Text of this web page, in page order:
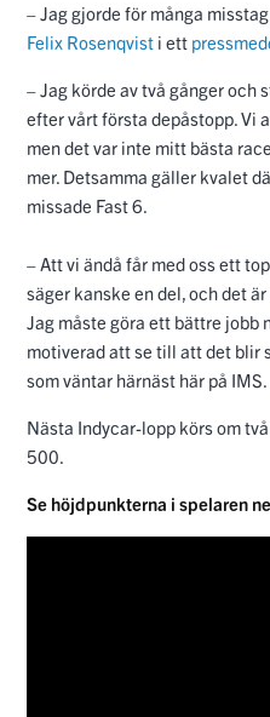
– Jag gjorde för många
Felix Rosenqvist i ett
– Jag körde av två gånger och
efter vårt första depåstopp. Vi
men det var inte mitt bästa
mer. Detsamma gäller kvalet
missade Fast 6.
– Att vi ändå får med oss ett
säger kanske en del, och det
Jag måste göra ett bättre jobb
motiverad att se till att det blir
som väntar härnäst här på IMS.
Nästa Indycar-lopp körs om
500.
Se höjdpunkterna i spelaren